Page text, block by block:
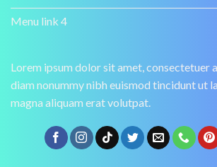
Menu link 4
Lorem ipsum dolor sit amet, consectetuer
diam nonummy nibh euismod tincidunt ut
magna aliquam erat volutpat.